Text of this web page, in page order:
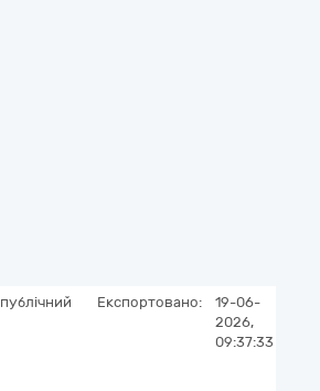
публічний Експортовано:
19-06-
2026,
09:37:33